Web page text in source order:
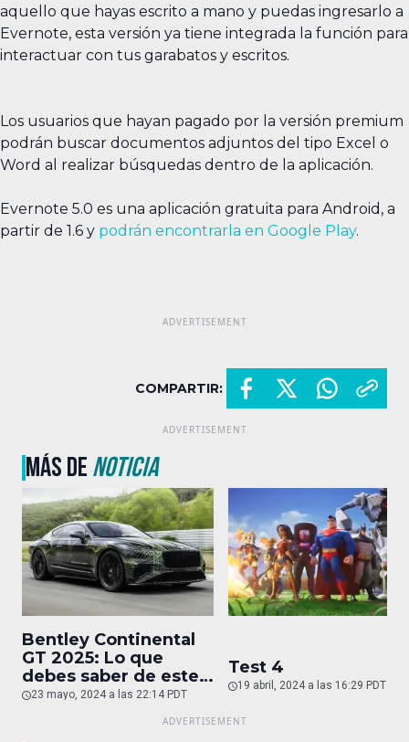
aquello que hayas escrito a mano y puedas ingresarlo a
Evernote, esta versión ya tiene integrada la función para
interactuar con tus garabatos y escritos.
Los usuarios que hayan pagado por la versión premium
podrán buscar documentos adjuntos del tipo Excel o
Word al realizar búsquedas dentro de la aplicación.
Evernote 5.0 es una aplicación gratuita para Android, a
partir de 1.6 y podrán encontrarla en Google Play.
COMPARTIR:
MÁS DENOTICIA
Bentley Continental
GT 2025: Lo que
debes saber de este
auto de superlujo
23 mayo, 2024 a las 22:14 PDT
Test 4
19 abril, 2024 a las 16:29 PDT